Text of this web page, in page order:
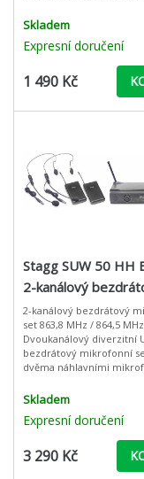
převodníkem ADC / DAC,
Skladem
Expresní doručení
1 490 Kč
Stagg SUW 50 HH
2-kanálový
mikrofonní set
/ 864,5 MHz
2-kanálový bezdrátový
set 863,8 MHz / 864,5 MHz.
Dvoukanálový diverzitní
bezdrátový mikrofonní
dvěma náhlavními
frekvence: 863,8 MHz a
Skladem
Expresní doručení
3 290 Kč